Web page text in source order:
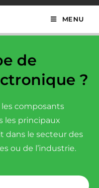
MENU
de
?
composants
les principaux
dans le secteur des
ou de l’industrie.